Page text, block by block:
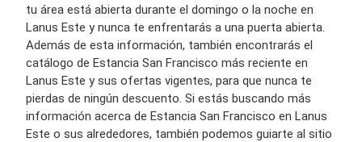
tu área está abierta durante el domingo o la noche en
Lanus Este y nunca te enfrentarás a una puerta abierta.
Además de esta información, también encontrarás el
catálogo de Estancia San Francisco más reciente en
Lanus Este y sus ofertas vigentes, para que nunca te
pierdas de ningún descuento. Si estás buscando más
información acerca de Estancia San Francisco en Lanus
Este o sus alrededores, también podemos guiarte al sitio